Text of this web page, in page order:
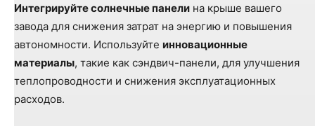
Интегрируйте солнечные панели на крыше вашего
завода для снижения затрат на энергию и повышения
автономности. Используйте инновационные
материалы, такие как сэндвич-панели, для улучшения
теплопроводности и снижения эксплуатационных
расходов.